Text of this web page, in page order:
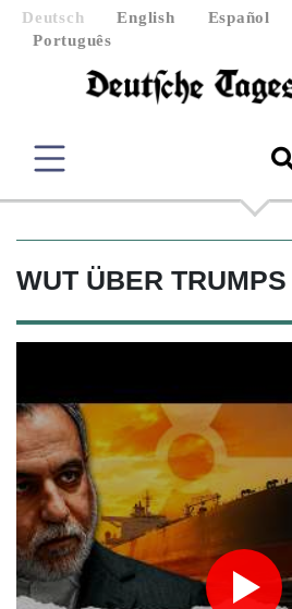
Deutsch English Español
Português
WUT ÜBER